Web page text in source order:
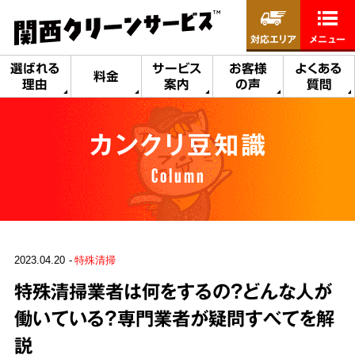
選ばれる
理由
料金
サービス
案内
お客様
の声
よくある
質問
対応エリア メニュー
カンクリ豆知識
Column
2023.04.20 特殊清掃
特殊清掃業者は何をするの？どんな人が
働いている？専門業者が疑問すべてを解
説